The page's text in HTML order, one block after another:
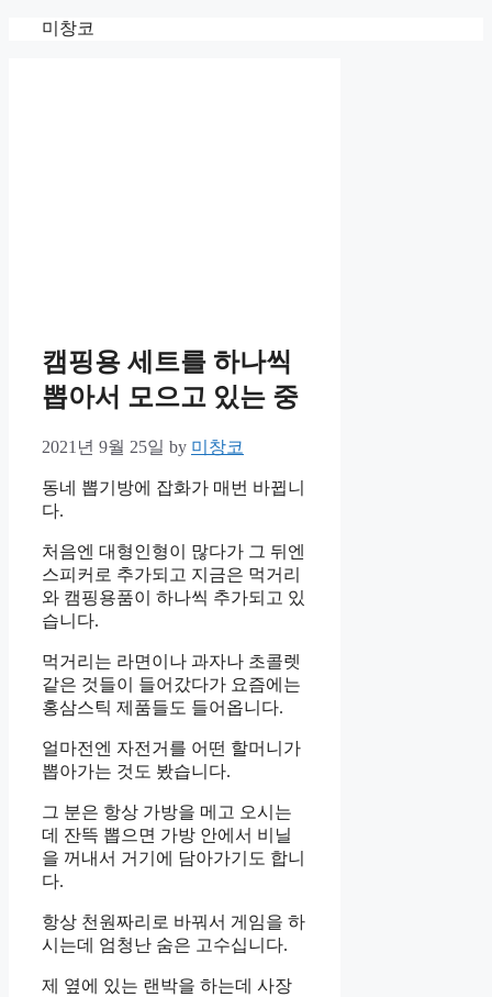
미창코
캠핑용 세트를 하나씩
뽑아서 모으고 있는 중
2021년 9월 25일 by 미창코
동네 뽑기방에 잡화가 매번 바뀝니
다.
처음엔 대형인형이 많다가 그 뒤엔
스피커로 추가되고 지금은 먹거리
와 캠핑용품이 하나씩 추가되고 있
습니다.
먹거리는 라면이나 과자나 초콜렛
같은 것들이 들어갔다가 요즘에는
홍삼스틱 제품들도 들어옵니다.
얼마전엔 자전거를 어떤 할머니가
뽑아가는 것도 봤습니다.
그 분은 항상 가방을 메고 오시는
데 잔뜩 뽑으면 가방 안에서 비닐
을 꺼내서 거기에 담아가기도 합니
다.
항상 천원짜리로 바꿔서 게임을 하
시는데 엄청난 숨은 고수십니다.
제 옆에 있는 랜박을 하는데 사장